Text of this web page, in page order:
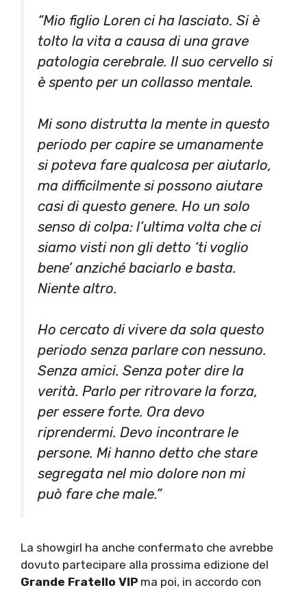
“Mio figlio Loren ci ha lasciato. Si è
tolto la vita a causa di una grave
patologia cerebrale. Il suo cervello si
è spento per un collasso mentale.
Mi sono distrutta la mente in questo
periodo per capire se umanamente
si poteva fare qualcosa per aiutarlo,
ma difficilmente si possono aiutare
casi di questo genere. Ho un solo
senso di colpa: l’ultima volta che ci
siamo visti non gli detto ‘ti voglio
bene’ anziché baciarlo e basta.
Niente altro.
Ho cercato di vivere da sola questo
periodo senza parlare con nessuno.
Senza amici. Senza poter dire la
verità. Parlo per ritrovare la forza,
per essere forte. Ora devo
riprendermi. Devo incontrare le
persone. Mi hanno detto che stare
segregata nel mio dolore non mi
può fare che male.”
La showgirl ha anche confermato che avrebbe
dovuto partecipare alla prossima edizione del
Grande Fratello VIP ma poi, in accordo con